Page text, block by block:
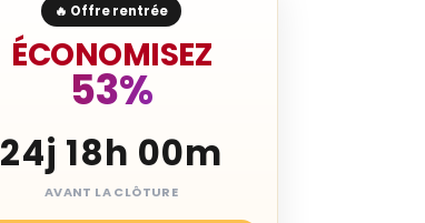
🔥 Offre rentrée
ÉCONOMISEZ
53%
24j 18h 00m
AVANT LA CLÔTURE